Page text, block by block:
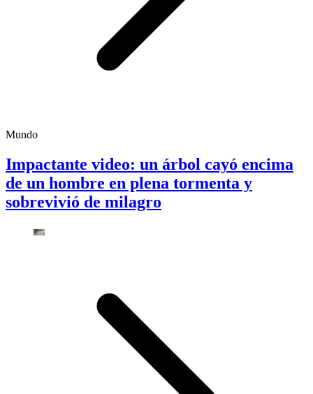
Mundo
Impactante video: un árbol cayó encima
de un hombre en plena tormenta y
sobrevivió de milagro